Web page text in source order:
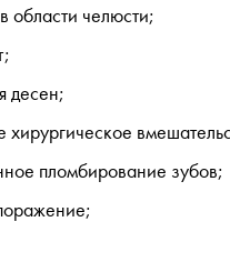
области челюсти;
десен;
хирургическое
пломбирование зубов;